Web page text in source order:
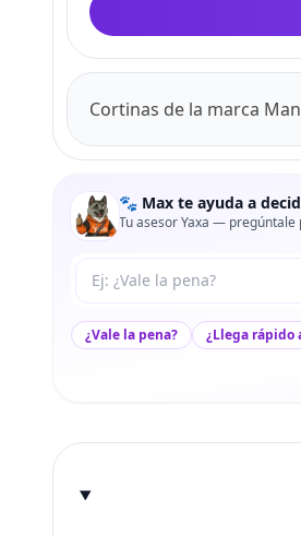
Cortinas de la marca
🐾 Max te ayuda a
Tu asesor Yaxa —
Tu pregunta a Max
¿Vale la pena? ¿Llega rápido